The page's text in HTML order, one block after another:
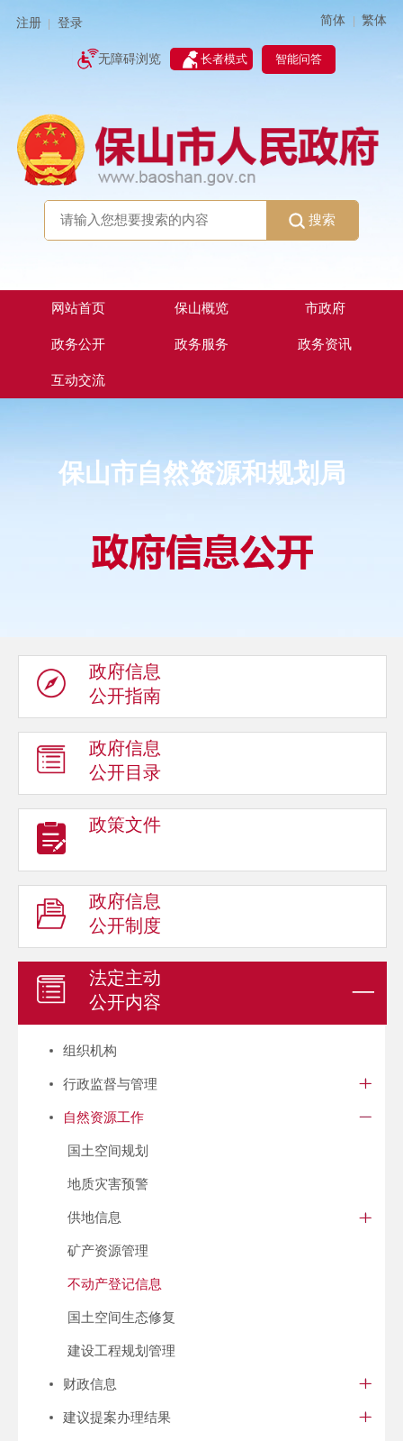
注册 登录 简体 | 繁体
无障碍浏览 长者模式 智能问答
搜索
网站首页 保山概览 市政府
政务公开 政务服务 政务资讯
互动交流
保山市自然资源和规划局
政府信息
公开指南
政府信息
公开目录
政策文件
政府信息
公开制度
法定主动
公开内容
组织机构
行政监督与管理
自然资源工作
国土空间规划
地质灾害预警
供地信息
矿产资源管理
不动产登记信息
国土空间生态修复
建设工程规划管理
财政信息
建议提案办理结果